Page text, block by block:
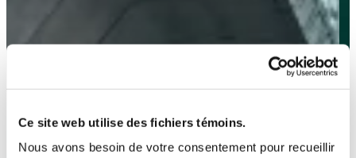
Ce site web utilise des fichiers témoins.
Nous avons besoin de votre consentement pour recueillir